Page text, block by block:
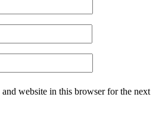
and website in this browser for the next